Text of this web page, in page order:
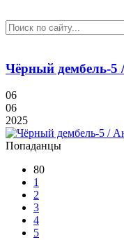
Чёрный дембель-5
06
06
2025
Попаданцы
80
1
2
3
4
5